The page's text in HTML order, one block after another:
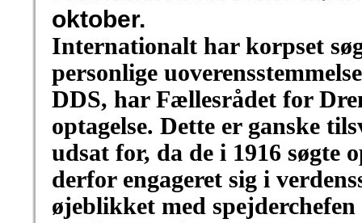
oktober.
Internationalt har korpset
personlige
DDS, har Fællesrådet for
optagelse. Dette er ganske
udsat for, da de i 1916 søgte
derfor engageret sig i
øjeblikket med